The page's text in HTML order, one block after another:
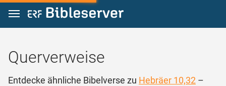
Zum Inhalt springen
Querverweise
Entdecke ähnliche Bibelverse zu Hebräer 10,32 –